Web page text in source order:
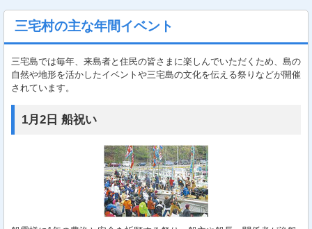
三宅村の主な年間イベント
三宅島では毎年、来島者と住民の皆さまに楽しんでいただくため、島の
自然や地形を活かしたイベントや三宅島の文化を伝える祭りなどが開催
されています。
1月2日 船祝い